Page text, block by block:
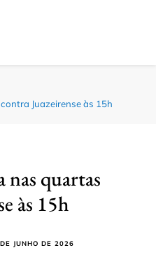
Juazeirense às 15h
nas quartas
às 15h
JUNHO DE 2026